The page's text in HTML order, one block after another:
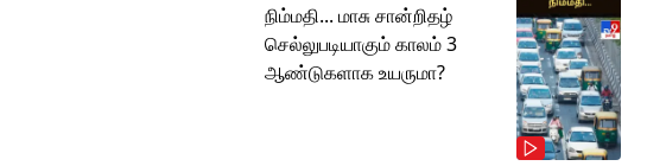
நிம்மதி... மாசு சான்றிதழ்
செல்லுபடியாகும் காலம் 3
ஆண்டுகளாக உயருமா?